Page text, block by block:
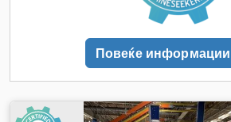
Повеќе информации